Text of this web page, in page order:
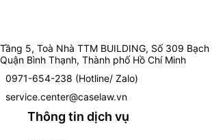
Tầng 5, Toà Nhà TTM BUILDING, Số 309
Quận Bình Thạnh, Thành phố Hồ Chí Minh
0971-654-238 (Hotline/ Zalo)
service.center@caselaw.vn
Thông tin dịch vụ